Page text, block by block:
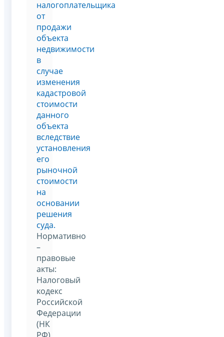
налогоплательщика
от
продажи
объекта
недвижимости
в
случае
изменения
кадастровой
стоимости
данного
объекта
вследствие
установления
его
рыночной
стоимости
на
основании
решения
суда.
Нормативно
–
правовые
акты:
Налоговый
кодекс
Российской
Федерации
(НК
РФ)